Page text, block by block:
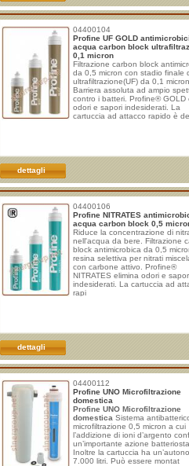
04400104
Profine UF GOLD
acqua carbon block
0,1 micron
Filtrazione carbon block
da 0,5 micron con stadio finale
ultrafiltrazione(UF) da 0,1
Barriera assoluta ad ampio
contro i batteri. Profine® GOLD
odori e sapori indesiderati. La
cartuccia ad attacco rapido è
dettagli
04400106
Profine NITRATES
acqua carbon block 0,5
Riduce la concentrazione di
nell'acqua da bere. Filtrazione
block antimicrobica da 0,5
resina selettiva per nitrati
con carbone attivo. Profine®
NITRATES elimina odori e
indesiderati. La cartuccia ad
rapi
dettagli
04400112
Profine UNO Microfiltrazione
domestica
Profine UNO Microfiltrazione
domestica Sistema
microfiltrazione 0,5 micron a cui
l’addizione di ioni d’argento
un’importante azione
Inoltre la cartuccia ha
7.000 litri. Può essere montat